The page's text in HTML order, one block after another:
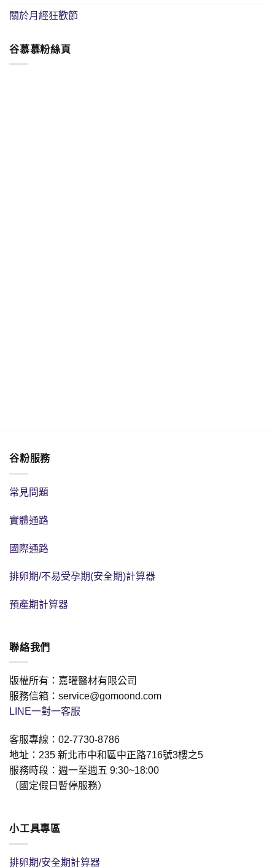
關於月經狂歡節
谷慕慕粉絲頁
谷粉服務
常見問題
實體通路
國際通路
排卵期/不易受孕期(安全期)計算器
預產期計算器
聯絡我們
版權所有：嘉曜醫材有限公司
服務信箱：service@gomoond.com
LINE一對一客服
客服專線：02-7730-8786
地址：235 新北市中和區中正路716號3樓之5
服務時段：週一至週五 9:30~18:00
（國定假日暫停服務）
小工具專區
排卵期/安全期計算器